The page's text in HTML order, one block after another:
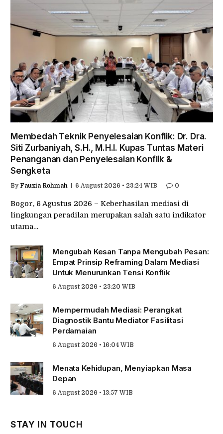
Membedah Teknik Penyelesaian Konflik: Dr. Dra.
Siti Zurbaniyah, S.H., M.H.I. Kupas Tuntas Materi
Penanganan dan Penyelesaian Konflik &
Sengketa
By Fauzia Rohmah 6 August 2026 • 23:24 WIB 0
Bogor, 6 Agustus 2026 – Keberhasilan mediasi di
lingkungan peradilan merupakan salah satu indikator
utama…
Mengubah Kesan Tanpa Mengubah Pesan:
Empat Prinsip Reframing Dalam Mediasi
Untuk Menurunkan Tensi Konflik
6 August 2026 • 23:20 WIB
Mempermudah Mediasi: Perangkat
Diagnostik Bantu Mediator Fasilitasi
Perdamaian
6 August 2026 • 16:04 WIB
Menata Kehidupan, Menyiapkan Masa
Depan
6 August 2026 • 13:57 WIB
STAY IN TOUCH